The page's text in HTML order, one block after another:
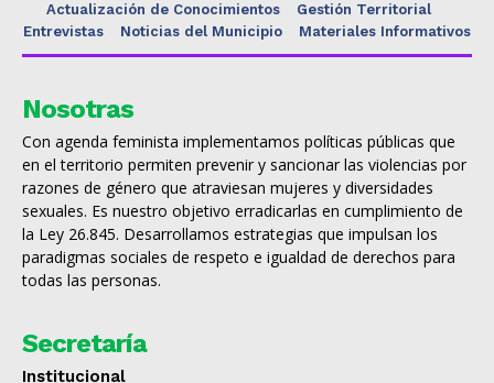
Actualización de Conocimientos
Gestión Territorial
Entrevistas
Noticias del Municipio Materiales Informativos
Nosotras
Con agenda feminista implementamos políticas públicas que
en el territorio permiten prevenir y sancionar las violencias por
razones de género que atraviesan mujeres y diversidades
sexuales. Es nuestro objetivo erradicarlas en cumplimiento de
la Ley 26.845. Desarrollamos estrategias que impulsan los
paradigmas sociales de respeto e igualdad de derechos para
todas las personas.
Secretaría
Institucional